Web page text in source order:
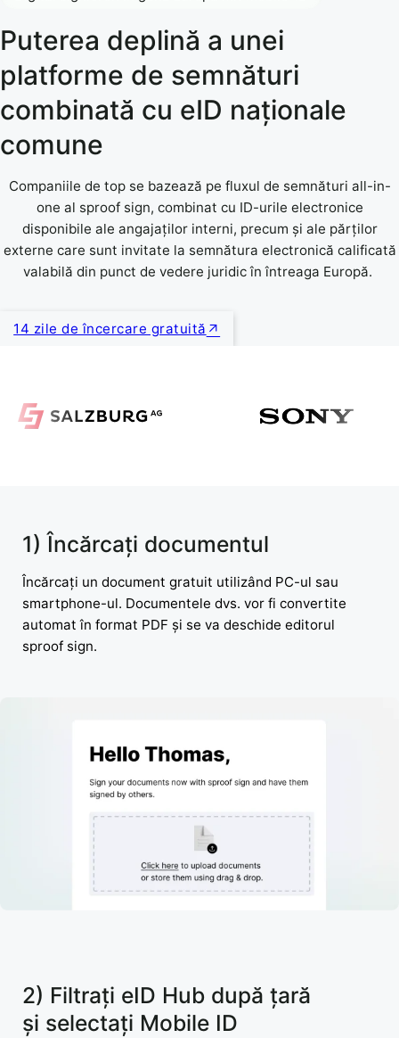
Puterea deplină a unei
platforme de semnături
combinată cu eID naționale
comune
Companiile de top se bazează pe fluxul de semnături all-in-
one al sproof sign, combinat cu ID-urile electronice
disponibile ale angajaților interni, precum și ale părților
externe care sunt invitate la semnătura electronică calificată
valabilă din punct de vedere juridic în întreaga Europă.
14 zile de încercare gratuită
1) Încărcați documentul
Încărcați un document gratuit utilizând PC-ul sau
smartphone-ul. Documentele dvs. vor fi convertite
automat în format PDF și se va deschide editorul
sproof sign.
2) Filtrați eID Hub după țară
și selectați Mobile ID